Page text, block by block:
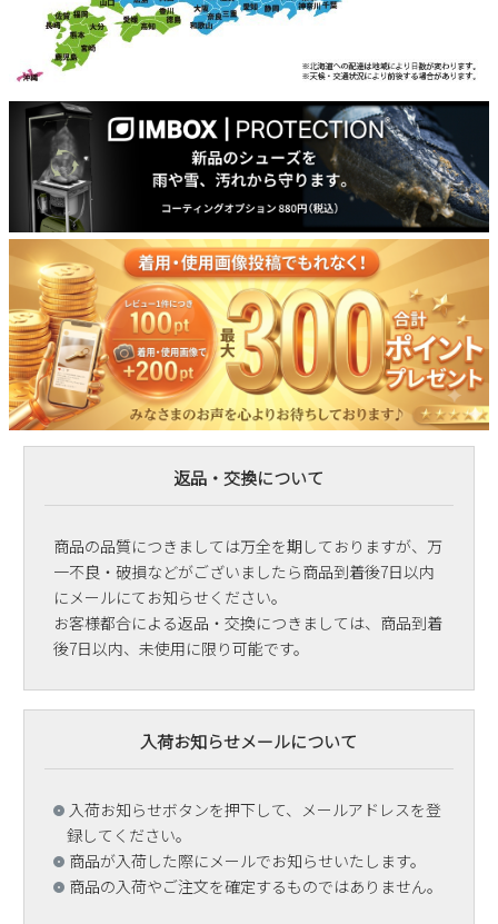
返品・交換について
商品の品質につきましては万全を期しておりますが、万
一不良・破損などがございましたら商品到着後7日以内
にメールにてお知らせください。
お客様都合による返品・交換につきましては、商品到着
後7日以内、未使用に限り可能です。
入荷お知らせメールについて
入荷お知らせボタンを押下して、メールアドレスを登
録してください。
商品が入荷した際にメールでお知らせいたします。
商品の入荷やご注文を確定するものではありません。